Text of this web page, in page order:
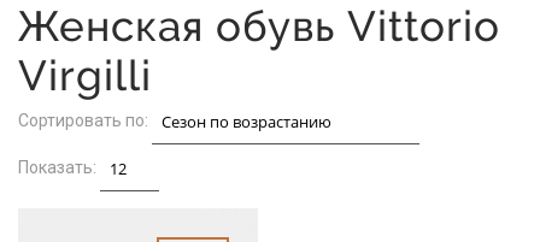
Женская обувь Vittorio
Virgilli
Сортировать по:
Показать: